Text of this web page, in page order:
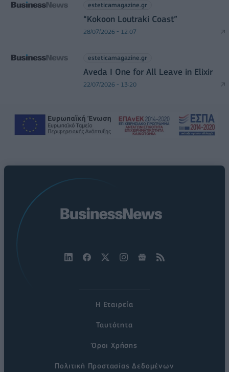
esteticamagazine.gr
“Kokoon Loutraki Coast”
28/07/2026 - 12:07
esteticamagazine.gr
Aveda I One for All Leave in Elixir
22/07/2026 - 13:20
Η Εταιρεία
Ταυτότητα
Όροι Χρήσης
Πολιτική Προστασίας Δεδομένων